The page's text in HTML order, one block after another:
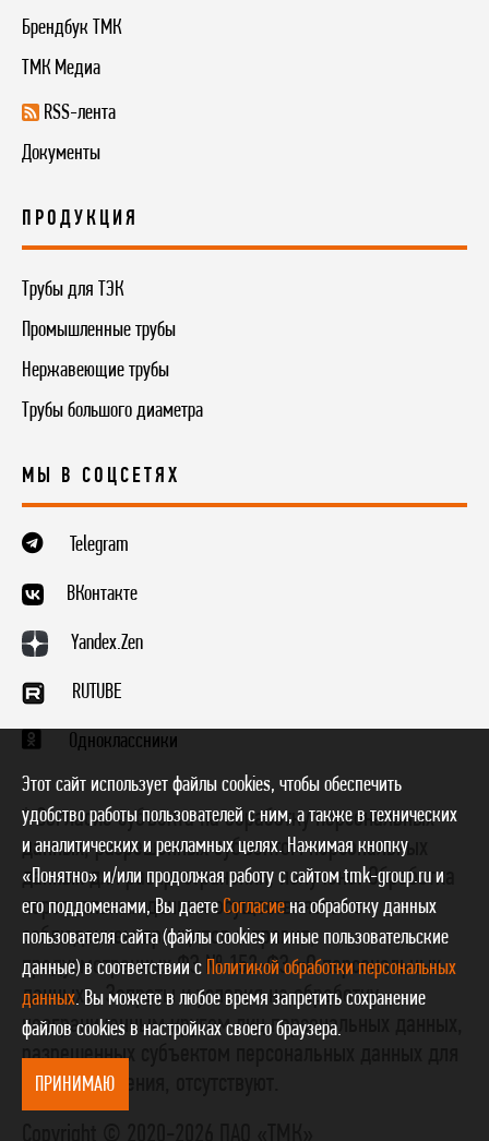
Брендбук ТМК
ТМК Медиа
RSS-лента
Документы
ПРОДУКЦИЯ
Трубы для ТЭК
Промышленные трубы
Нержавеющие трубы
Трубы большого диаметра
МЫ В СОЦСЕТЯХ
Telegram
ВКонтакте
Yandex.Zen
RUTUBE
Одноклассники
* Согласие субъекта на обработку персональных
данных, разрешенных субъектом персональных
данных для распространения, получено. Обработка
персональных данных осуществляется с
соблюдением принципов и правил,
предусмотренных ФЗ № 152-ФЗ «О персональных
данных». Запреты и условия на обработку
неограниченным кругом лиц персональных данных,
разрешенных субъектом персональных данных для
распространения, отсутствуют.
Этот сайт использует файлы cookies, чтобы обеспечить
удобство работы пользователей с ним, а также в технических
и аналитических и рекламных целях. Нажимая кнопку
«Понятно» и/или продолжая работу с сайтом tmk-group.ru и
его поддоменами, Вы даете Согласие на обработку данных
пользователя сайта (файлы cookies и иные пользовательские
данные) в соответствии с Политикой обработки персональных
данных. Вы можете в любое время запретить сохранение
файлов cookies в настройках своего браузера.
ПРИНИМАЮ